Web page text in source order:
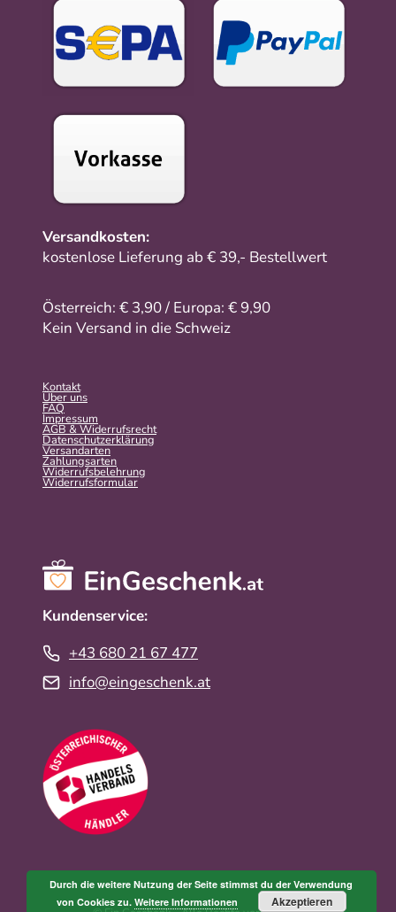
Versandkosten:
kostenlose Lieferung ab € 39,- Bestellwert
Österreich: € 3,90 / Europa: € 9,90
Kein Versand in die Schweiz
Kontakt
Über uns
FAQ
Impressum
AGB & Widerrufsrecht
Datenschutzerklärung
Versandarten
Zahlungsarten
Widerrufsbelehrung
Widerrufs­formular
Kundenservice:
+43 680 21 67 477
info@eingeschenk.at
Durch die weitere Nutzung der Seite stimmst du der Verwendung
von Cookies zu. Weitere Informationen Akzeptieren